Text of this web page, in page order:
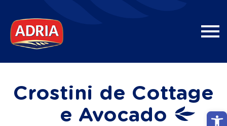
Crostini de Cottage
e Avocado